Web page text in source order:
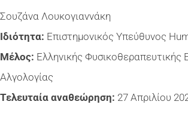
Σουζάνα Λουκογιαννάκη
Ιδιότητα: Επιστημονικός Υπεύθυνος
Μέλος: Ελληνικής Φυσικοθεραπευτικής
Αλγολογίας
Τελευταία αναθεώρηση: 27 Απριλίου